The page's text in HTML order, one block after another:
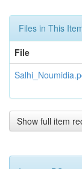
Files in This
File
Show full item